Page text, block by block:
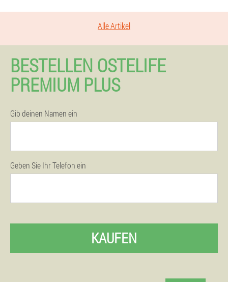
Alle Artikel
BESTELLEN OSTELIFE
PREMIUM PLUS
Gib deinen Namen ein
Geben Sie Ihr Telefon ein
KAUFEN